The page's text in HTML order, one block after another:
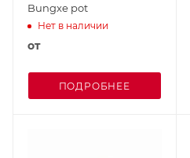
Bungxe pot
Нет в наличии
от
ПОДРОБНЕЕ